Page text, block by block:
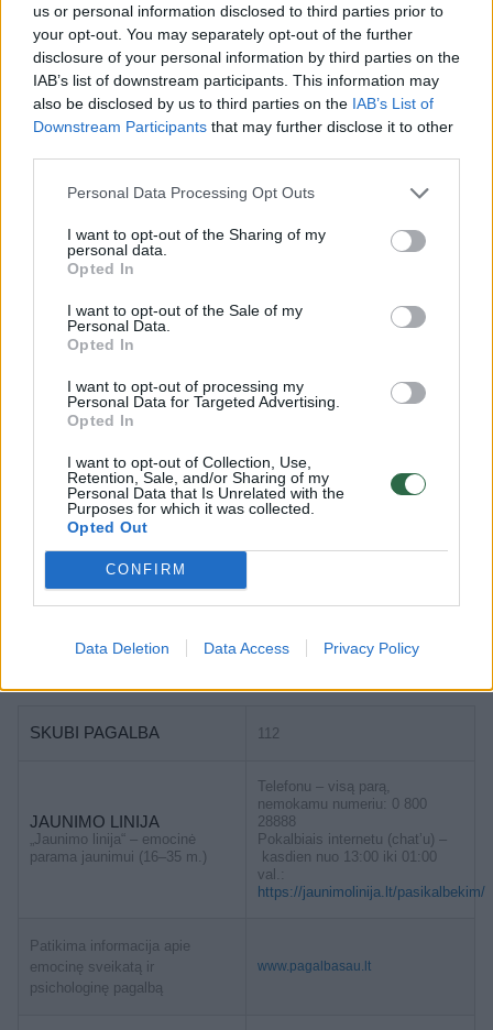
us or personal information disclosed to third parties prior to
your opt-out. You may separately opt-out of the further
disclosure of your personal information by third parties on the
IAB’s list of downstream participants. This information may
also be disclosed by us to third parties on the IAB’s List of
Downstream Participants that may further disclose it to other
Personal Data Processing Opt Outs
I want to opt-out of the Sharing of my
personal data.
Opted In
I want to opt-out of the Sale of my
Personal Data.
Opted In
I want to opt-out of processing my
Personal Data for Targeted Advertising.
Opted In
I want to opt-out of Collection, Use,
Retention, Sale, and/or Sharing of my
Personal Data that Is Unrelated with the
Purposes for which it was collected.
Opted Out
CONFIRM
Data Deletion Data Access Privacy Policy
Daugiau nuotraukų (1)
Kaip pranešė Policijos departamentas,
rugpjūčio 8 d. apie 12 val. Anykščių r., ties
Aušros kaimu, savo automobilyje „Ford
Galaxy“ rastas susižalojęs vyras (gim. 1973
m.), kuris paguldytas į Vilniaus ligoninę.
laikomas 5,6 mm kalibro pistoletas „Margo“.
Įvykio aplinkybės aiškinamos.
medžiagos? Pasidalinkite vaizdais su kitais lrytas.lt
SKUBI PAGALBA 112
JAUNIMO LINIJA
„Jaunimo linija“ – emocinė
parama jaunimui (16–35 m.)
Telefonu – visą parą,
nemokamu numeriu: 0 800
28888
Pokalbiais internetu (chat’u) –
kasdien nuo 13:00 iki 01:00
val.:
https://jaunimolinija.lt/pasikalbekim/
Patikima informacija apie
emocinę sveikatą ir
psichologinę pagalbą
www.pagalbasau.lt